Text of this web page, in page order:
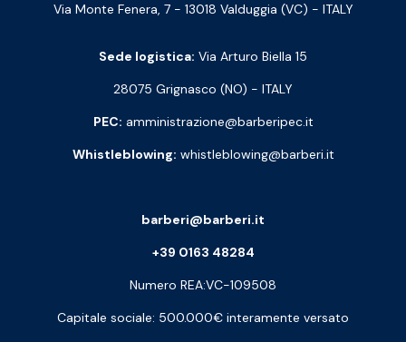
Via Monte Fenera, 7 - 13018 Valduggia (VC) - ITALY
Sede logistica: Via Arturo Biella 15
28075 Grignasco (NO) - ITALY
PEC: amministrazione@barberipec.it
Whistleblowing: whistleblowing@barberi.it
barberi@barberi.it
+39 0163 48284
Numero REA:VC-109508
Capitale sociale: 500.000€ interamente versato